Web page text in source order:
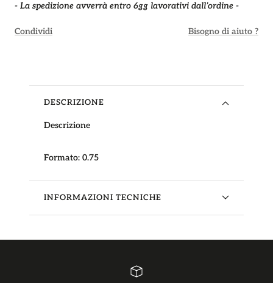
- La spedizione avverrà entro 6gg lavorativi dall’ordine -
Condividi Bisogno di aiuto ?
DESCRIZIONE
Descrizione
Formato: 0.75
INFORMAZIONI TECNICHE